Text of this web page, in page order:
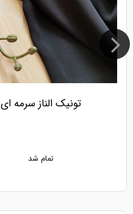
تونیک الناز سرمه ای
تمام شد